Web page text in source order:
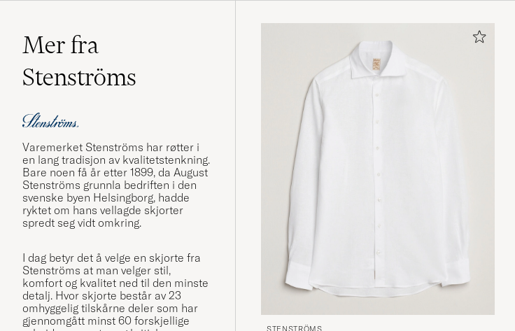
Mer fra
Stenströms
Varemerket Stenströms har røtter i
en lang tradisjon av kvalitetstenkning.
Bare noen få år etter 1899, da August
Stenströms grunnla bedriften i den
svenske byen Helsingborg, hadde
ryktet om hans vellagde skjorter
spredt seg vidt omkring.
I dag betyr det å velge en skjorte fra
Stenströms at man velger stil,
komfort og kvalitet ned til den minste
detalj. Hvor skjorte består av 23
omhyggelig tilskårne deler som har
gjennomgått minst 60 forskjellige